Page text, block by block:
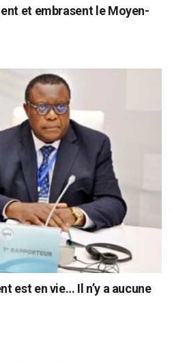
et embrasent le Moyen-
est en vie… Il n’y a aucune